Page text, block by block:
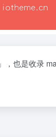
」，也是收录